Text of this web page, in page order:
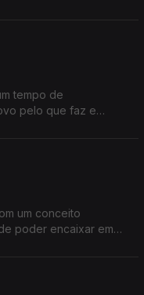
tempo de
pelo que faz e
um conceito
poder encaixar em